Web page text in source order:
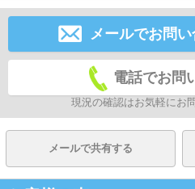
メールでお問
電話でお問
現況の確認はお気軽にお
メールで共有する